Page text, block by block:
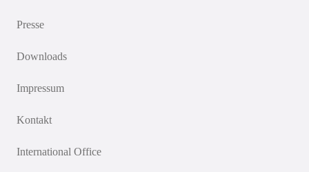
Presse
Downloads
Impressum
Kontakt
International Office